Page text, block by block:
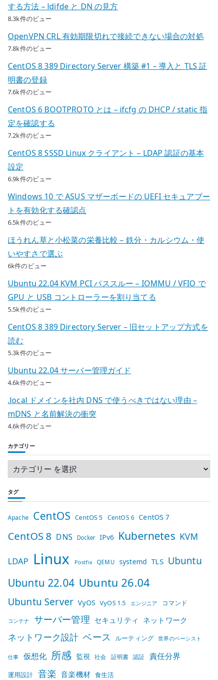
する方法 – ldifde と DN の見方
8.3k件のビュー
OpenVPN CRL 有効期限切れで接続できない場合の対処
7.8k件のビュー
CentOS 8 389 Directory Server 構築 #1 – 導入と TLS 証
明書の登録
7.6k件のビュー
CentOS 6 BOOTPROTO とは – ifcfg の DHCP / static 指
定を確認する
7.2k件のビュー
CentOS 8 SSSD Linux クライアント – LDAP 認証の基本
設定
6.9k件のビュー
Windows 10 で ASUS マザーボードの UEFI セキュアブー
トを有効化する確認点
6.5k件のビュー
ほうれん草と小松菜の栄養比較 – 鉄分・カルシウム・使
いやすさで選ぶ
6k件のビュー
Ubuntu 22.04 KVM PCI パススルー – IOMMU / VFIO で
GPU と USB コントローラーを割り当てる
5.5k件のビュー
CentOS 8 389 Directory Server – 旧セットアップ方式を
読む
5.3k件のビュー
Ubuntu 22.04 サーバー管理ガイド
4.6k件のビュー
.local ドメインを社内 DNS で使うべきではない理由 –
mDNS と名前解決の衝突
4.6k件のビュー
カテゴリー
タグ
Apache CentOS CentOS 5 CentOS 6 CentOS 7
CentOS 8 DNS Docker IPv6 Kubernetes KVM
LDAP Linux Postfix QEMU systemd TLS Ubuntu
Ubuntu 22.04 Ubuntu 26.04
Ubuntu Server VyOS VyOS 1.5 エンジニア コマンド
コンテナ サーバー管理 セキュリティ ネットワーク
ネットワーク設計 ベース ルーティング 世界のベーシスト
仕事 仮想化 所感 監視 社会 証明書 認証 責任分界
運用設計 音楽 音楽機材 食生活